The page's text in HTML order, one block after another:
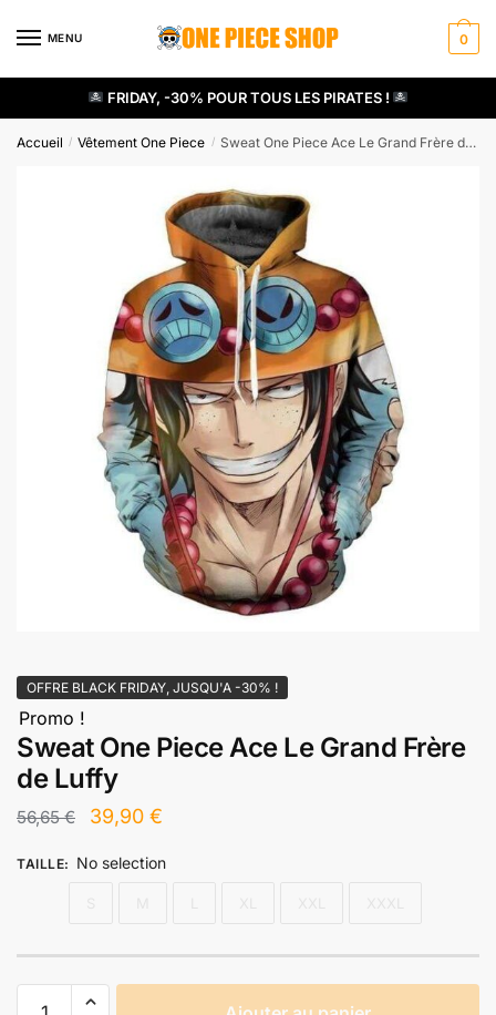
MENU 0
FRIDAY, -30% POUR TOUS LES PIRATES !
Accueil / Vêtement One Piece / Sweat One Piece Ace Le Grand Frère de Luffy
OFFRE BLACK FRIDAY, JUSQU'A -30% !
Promo !
Sweat One Piece Ace Le Grand Frère
de Luffy
56,65€
Le
39,90 €
TAILLE: No selection